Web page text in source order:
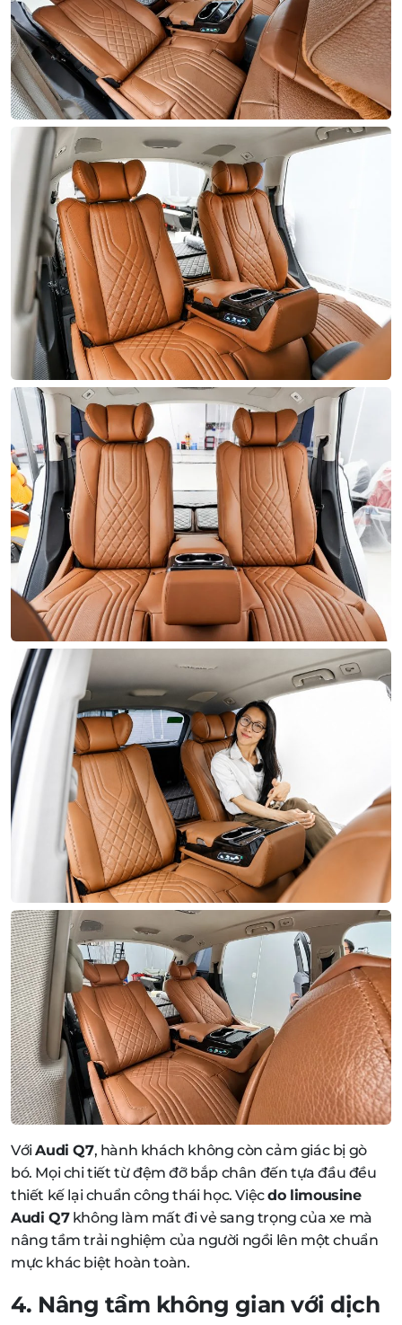
VớiAudi Q7, hành khách không còn cảm giác bị gò
bó. Mọi chi tiết từ đệm đỡ bắp chân đến tựa đầu đều
thiết kế lại chuẩn công thái học. Việcdo limousine
Audi Q7không làm mất đi vẻ sang trọng của xe mà
nâng tầm trải nghiệm của người ngồi lên một chuẩn
mực khác biệt hoàn toàn.
4. Nâng tầm không gian với dịch